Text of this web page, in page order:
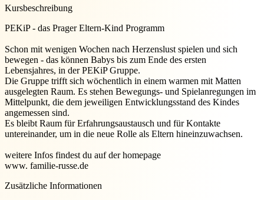
Kursbeschreibung
PEKiP - das Prager Eltern-Kind Programm
Schon mit wenigen Wochen nach Herzenslust spielen und sich
bewegen - das können Babys bis zum Ende des ersten
Lebensjahres, in der PEKiP Gruppe.
Die Gruppe trifft sich wöchentlich in einem warmen mit Matten
ausgelegten Raum. Es stehen Bewegungs- und Spielanregungen im
Mittelpunkt, die dem jeweiligen Entwicklungsstand des Kindes
angemessen sind.
Es bleibt Raum für Erfahrungsaustausch und für Kontakte
untereinander, um in die neue Rolle als Eltern hineinzuwachsen.
weitere Infos findest du auf der homepage
www. familie-russe.de
Zusätzliche Informationen